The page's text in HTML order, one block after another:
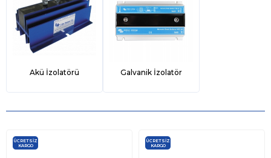
Akü İzolatörü Galvanik İzolatör
ÜCRETSIZ
KARGO
ÜCRETSIZ
KARGO